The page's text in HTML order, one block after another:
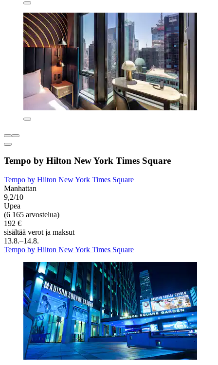
Tempo by Hilton New York Times Square
Tempo by Hilton New York Times Square
Manhattan
9,2/10
Upea
(6 165 arvostelua)
192 €
sisältää verot ja maksut
13.8.–14.8.
Tempo by Hilton New York Times Square